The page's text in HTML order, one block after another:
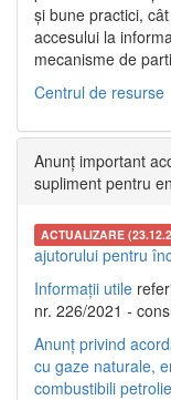
și bune practici,
accesului la
mecanisme de
Centrul de resurse
Anunț important
supliment pentru
ACTUALIZARE
ajutorului pentru
Informații utile
nr. 226/2021 -
Anunț privind
cu gaze naturale,
combustibili